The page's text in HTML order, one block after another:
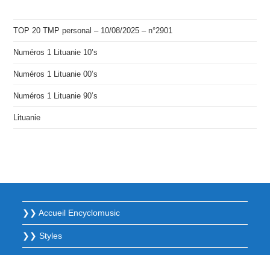
TOP 20 TMP personal – 10/08/2025 – n°2901
Numéros 1 Lituanie 10’s
Numéros 1 Lituanie 00’s
Numéros 1 Lituanie 90’s
Lituanie
❯❯ Accueil Encyclomusic
❯❯ Styles